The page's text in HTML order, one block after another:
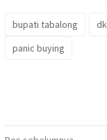
bupati tabalong
panic buying